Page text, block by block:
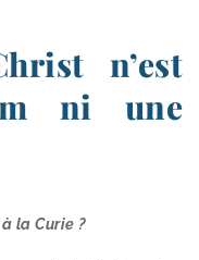
n’est
ni une
la Curie ?